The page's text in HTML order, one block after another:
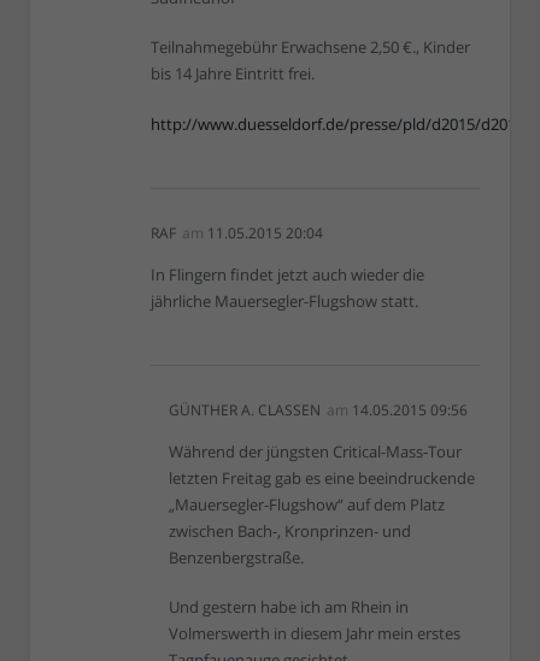
Teilnahmegebühr Erwachsene 2,50 €., Kinder
bis 14 Jahre Eintritt frei.
http://www.duesseldorf.de/presse/pld/d2015/
RAF am 11.05.2015 20:04
In Flingern findet jetzt auch wieder die
jährliche Mauersegler-Flugshow statt.
GÜNTHER A. CLASSEN am 14.05.2015 09:56
Während der jüngsten Critical-Mass-Tour
letzten Freitag gab es eine beeindruckende
„Mauersegler-Flugshow“ auf dem Platz
zwischen Bach-, Kronprinzen- und
Benzenbergstraße.
Und gestern habe ich am Rhein in
Volmerswerth in diesem Jahr mein erstes